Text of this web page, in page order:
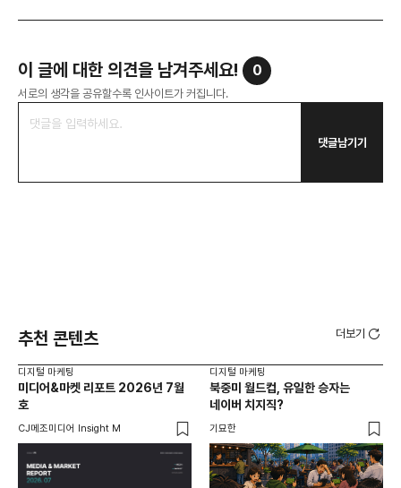
이 글에 대한 의견을 남겨주세요! 0
서로의 생각을 공유할수록 인사이트가 커집니다.
댓글남기기
추천 콘텐츠 더보기
디지털 마케팅
미디어&마켓 리포트 2026년 7월
호
CJ메조미디어 Insight M
디지털 마케팅
북중미 월드컵, 유일한 승자는
네이버 치지직?
기묘한